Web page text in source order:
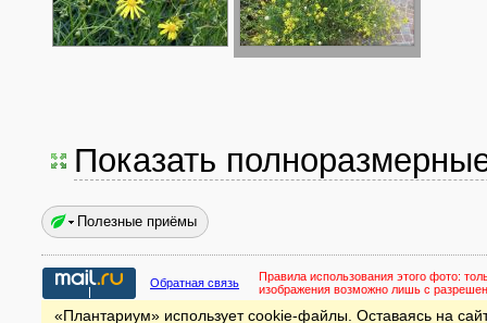
Показать
Полезные приёмы
Обратная связь Правила использования этого фото:
изображения возможно лишь с
«Плантариум» использует cookie-файлы. Оставаясь на